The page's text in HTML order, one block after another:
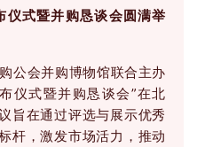
式暨并购恳谈会圆满举
公会并购博物馆联合主办
仪式暨并购恳谈会”在北
旨在通过评选与展示优秀
杆，激发市场活力，推动